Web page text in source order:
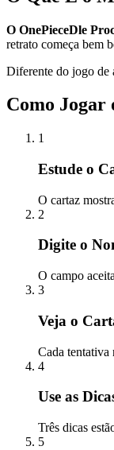
O OnePieceDle
retrato começa bem
Diferente do jogo de
Como Jogar
1
Estude o
O cartaz
2
Digite o
O campo
3
Veja o
Cada tentativa
4
Use as
Três dicas
5